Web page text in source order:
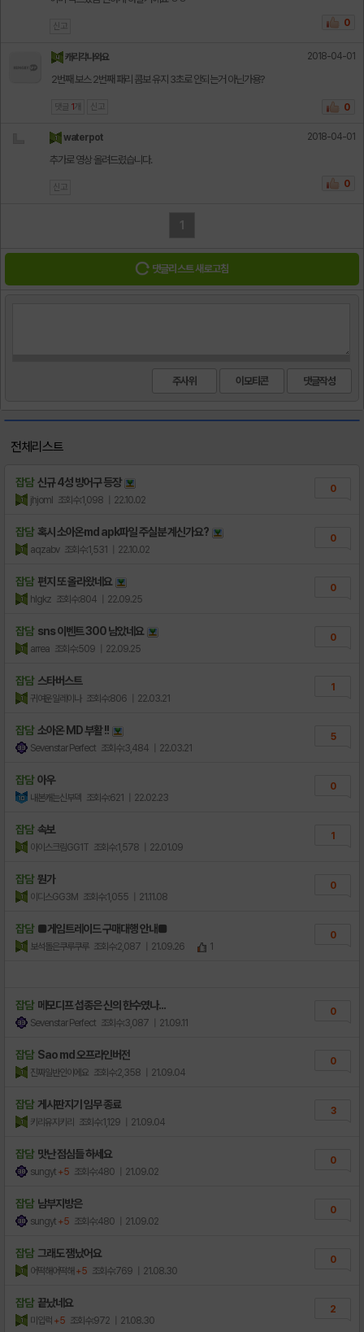
신고 0
캐리각나와요 2018-04-01
2번째 보스 2번째 패리 콤보 유지 3초로 안되는거 아닌가용?
댓글 1 개 신고 0
waterpot 2018-04-01
추가로 영상 올려드렸습니다.
신고 0
1
댓글리스트 새로고침
주사위 이모티콘
전체리스트
잡담 신규 4성 방어구 등장
jhjoml 조회수:1,098 | 22.10.02
0
잡담 혹시 소아온md apk파일 주실분 계신가요?
aqzabv 조회수:1,531 | 22.10.02
0
잡담 편지 또 올라왔네요
hlgkz 조회수:804 | 22.09.25
0
잡담 sns 이벤트 300 남았네요
arrea 조회수:509 | 22.09.25
0
잡담 스타버스트
귀여운일레이나 조회수:806 | 22.03.21
1
잡담 소아온 MD 부활 !!
Sevenstar Perfect 조회수:3,484 | 22.03.21
5
잡담 아우
내본캐는신부덱 조회수:621 | 22.02.23
0
잡담 속보
아이스크림GG1T 조회수:1,578 | 22.01.09
1
잡담 뭔가
이디스GG3M 조회수:1,055 | 21.11.08
0
잡담 ■게임트레이드 구매대행 안내■
보석돌은쿠루쿠루 조회수:2,087 | 21.09.26 1
0
잡담 메모디프 섭종은 신의 한수였나...
Sevenstar Perfect 조회수:3,087 | 21.09.11
0
잡담 Sao md 오프라인버전
진짜일반인이에요 조회수:2,358 | 21.09.04
0
잡담 게시판지기 임무 종료
키리유지키리 조회수:1,129 | 21.09.04
3
잡담 맛난 점심들 하세요
sungyt +5 조회수:480 | 21.09.02
0
잡담 남부지방은
sungyt +5 조회수:480 | 21.09.02
0
잡담 그래도 잼났어요
어떡해어떡해 +5 조회수:769 | 21.08.30
0
잡담 끝났네요
미입럭 +5 조회수:972 | 21.08.30
2